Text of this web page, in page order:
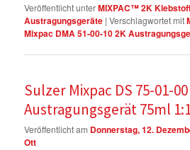
Veröffentlicht unterMIXPAC™ 2K
Austragungsgeräte |Verschlagwortet mit
Mixpac DMA 51-00-10 2K
Sulzer Mixpac DS 75-01-
Austragungsgerät 75ml
Veröffentlicht am Donnerstag, 12.
Ott